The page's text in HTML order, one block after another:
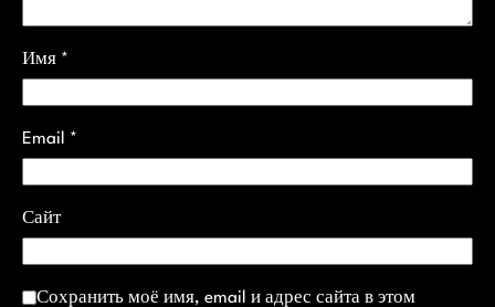
Имя *
Email *
Сайт
Сохранить моё имя, email и адрес сайта в этом